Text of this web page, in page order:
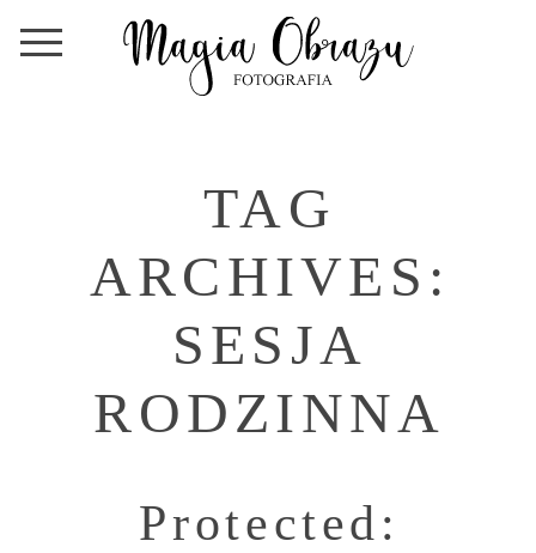
TAG
ARCHIVES:
SESJA
RODZINNA
Protected: